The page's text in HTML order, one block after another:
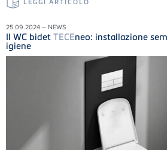
LEGGI ARTICOLO
25.09.2024 – NEWS
Il WC bidet TECEneo: installazione
igiene